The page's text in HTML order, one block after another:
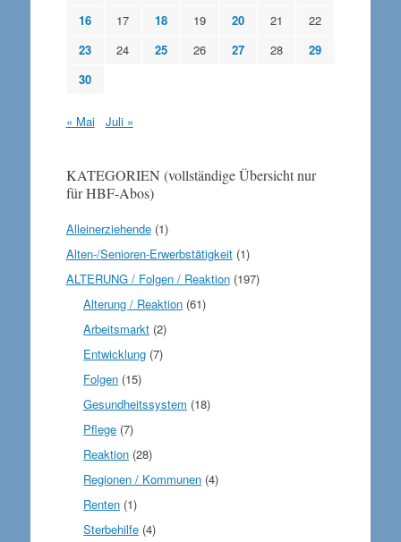
16
17 18 19 20 21
22
23
24 25 26 27 28
29
30
« Mai Juli »
KATEGORIEN (vollständige Übersicht nur
für HBF-Abos)
Alleinerziehende(1)
Alten-/Senioren-Erwerbstätigkeit(1)
ALTERUNG / Folgen / Reaktion(197)
Alterung / Reaktion (61)
Arbeitsmarkt (2)
Entwicklung (7)
Folgen (15)
Gesundheitssystem (18)
Pflege (7)
Reaktion (28)
Regionen / Kommunen (4)
Renten (1)
Sterbehilfe (4)